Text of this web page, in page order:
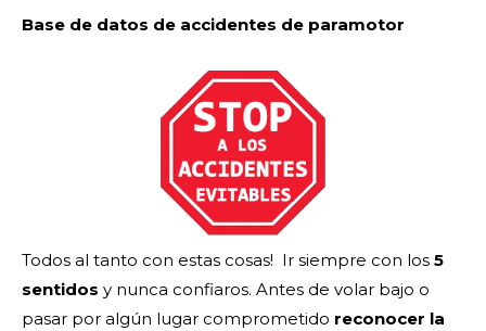
Base de datos de accidentes de paramotor
Todos al tanto con estas cosas! Ir siempre con los 5
sentidos y nunca confiaros. Antes de volar bajo o
pasar por algún lugar comprometido reconocer la